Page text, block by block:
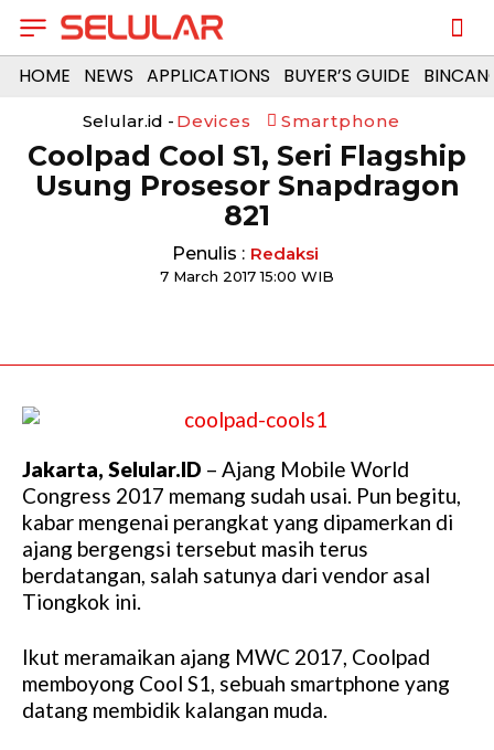
HOME NEWS APPLICATIONS BUYER’S GUIDE
Selular.id - Devices Smartphone
Coolpad Cool S1, Seri Flagship
Usung Prosesor Snapdragon
821
Penulis : Redaksi
7 March 2017 15:00 WIB
Jakarta, Selular.ID – Ajang Mobile World
Congress 2017 memang sudah usai. Pun begitu,
kabar mengenai perangkat yang dipamerkan di
ajang bergengsi tersebut masih terus
berdatangan, salah satunya dari vendor asal
Tiongkok ini.
Ikut meramaikan ajang MWC 2017, Coolpad
memboyong Cool S1, sebuah smartphone yang
datang membidik kalangan muda.